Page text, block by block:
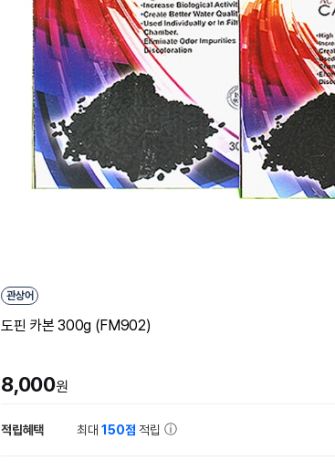
관상어
도핀 카본 300g (FM902)
8,000원
적립혜택 최대150점 적립